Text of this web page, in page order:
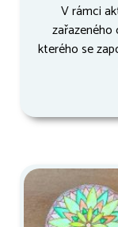
V rámci
kterého se